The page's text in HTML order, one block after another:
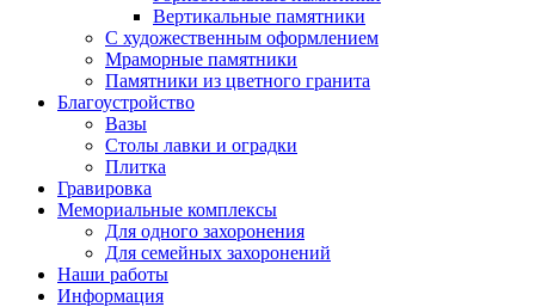
Вертикальные памятники
С художественным оформлением
Мраморные памятники
Памятники из цветного гранита
Благоустройство
Вазы
Столы лавки и оградки
Плитка
Гравировка
Мемориальные комплексы
Для одного захоронения
Для семейных захоронений
Наши работы
Информация